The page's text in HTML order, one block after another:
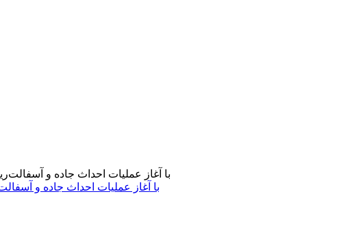
با آغاز عملیات احداث جاده و